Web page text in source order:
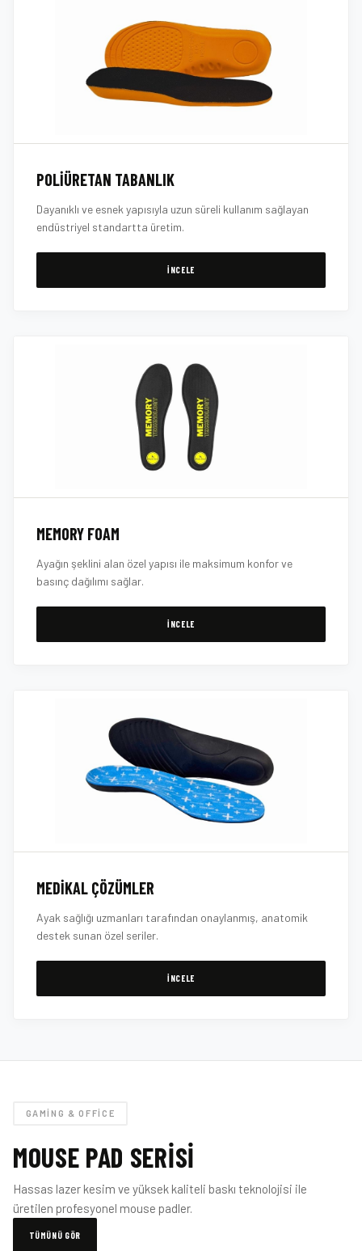
POLIÜRETAN TABANLIK
Dayanıklı ve esnek yapısıyla uzun süreli kullanım sağlayan
endüstriyel standartta üretim.
İNCELE
MEMORY FOAM
Ayağın şeklini alan özel yapısı ile maksimum konfor ve
basınç dağılımı sağlar.
İNCELE
MEDIKAL ÇÖZÜMLER
Ayak sağlığı uzmanları tarafından onaylanmış, anatomik
destek sunan özel seriler.
İNCELE
GAMING & OFFICE
MOUSE PAD SERISI
Hassas lazer kesim ve yüksek kaliteli baskı teknolojisi ile
üretilen profesyonel mouse padler.
TÜMÜNÜ GÖR